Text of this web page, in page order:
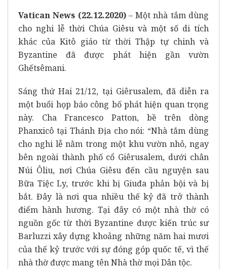
Vatican News (22.12.2020)– Một nhà tắm dùng
cho nghi lễ thời Chúa Giêsu và một số di tích
khác của Kitô giáo từ thời Thập tự chinh và
Byzantine đã được phát hiện gần vườn
Ghếtsêmani.
Sáng thứ Hai 21/12, tại Giêrusalem, đã diễn ra
một buổi họp báo công bố phát hiện quan trọng
này. Cha Francesco Patton, bề trên dòng
Phanxicô tại Thánh Địa cho nói: “Nhà tắm dùng
cho nghi lễ nằm trong một khu vườn nhỏ, ngay
bên ngoài thành phố cổ Giêrusalem, dưới chân
Núi Ôliu, nơi Chúa Giêsu đến cầu nguyện sau
Bữa Tiệc Ly, trước khi bị Giuđa phản bội và bị
bắt. Đây là nơi qua nhiều thế kỷ đã trở thành
điểm hành hương. Tại đây có một nhà thờ có
nguồn gốc từ thời Byzantine được kiến trúc sư
Barluzzi xây dựng khoảng những năm hai mươi
của thế kỷ trước với sự đóng góp quốc tế, vì thế
nhà thờ được mang tên Nhà thờ mọi Dân tộc.